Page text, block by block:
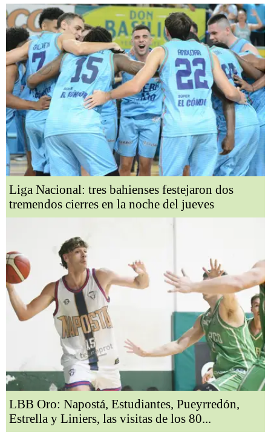
Liga Nacional: tres bahienses festejaron dos
tremendos cierres en la noche del jueves
LBB Oro: Napostá, Estudiantes, Pueyrredón,
Estrella y Liniers, las visitas de los 80...